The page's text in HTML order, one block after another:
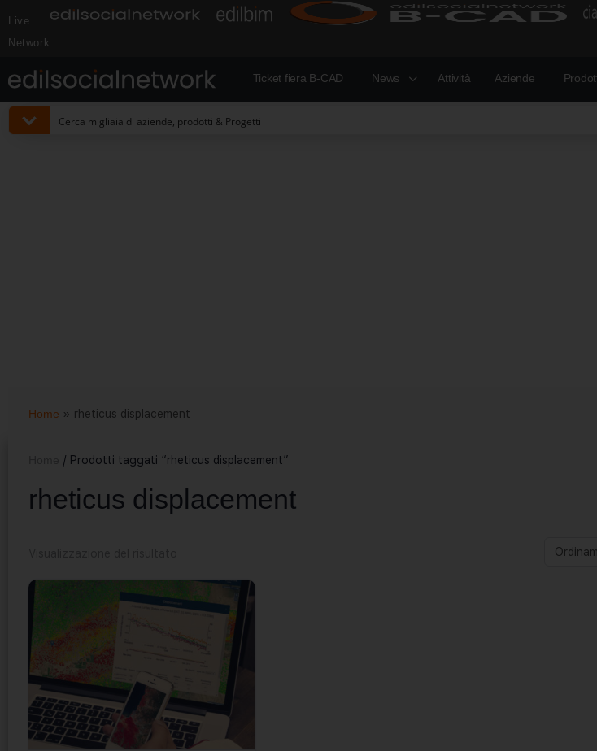
Live
Network
Ticket fiera B-CAD News Attività Aziende
Home » rheticus displacement
/ Prodotti taggati “rheticus displacement”
rheticus displacement